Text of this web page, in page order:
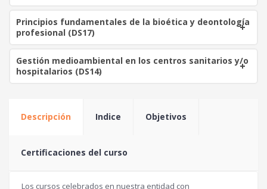
1
€
Principios fundamentales de la bioética y deontología
profesional (DS17)
Gestión medioambiental en los centros sanitarios y/o
hospitalarios (DS14)
Descripción Indice Objetivos
Certificaciones del curso
Los cursos celebrados en nuestra entidad con